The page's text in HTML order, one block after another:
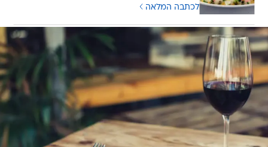
לכתבה המלאה